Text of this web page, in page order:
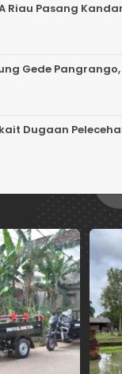
Riau Pasang
Gede Pangrango,
Dugaan